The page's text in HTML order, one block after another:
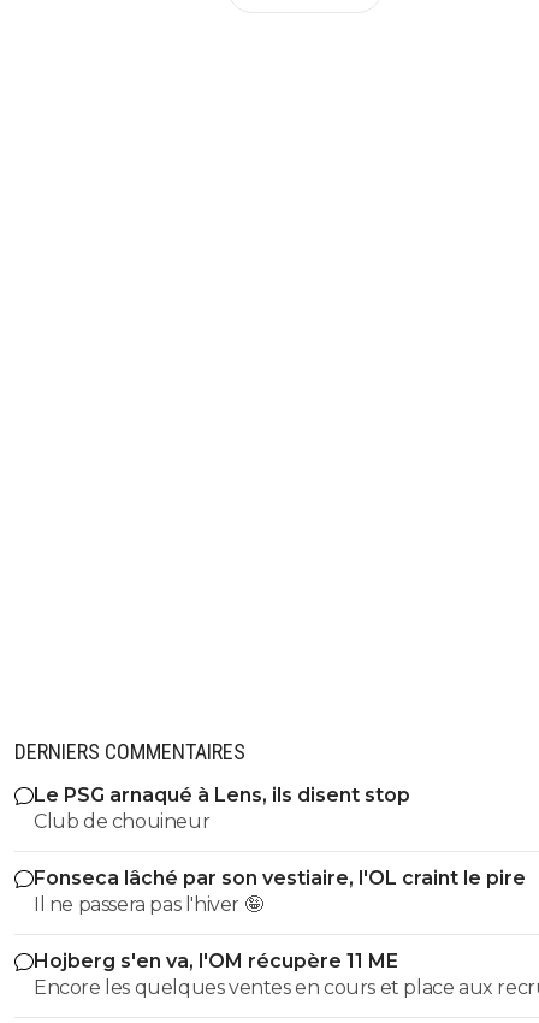
DERNIERS COMMENTAIRES
Le PSG arnaqué à Lens, ils disent stop
Club de chouineur
Fonseca lâché par son vestiaire, l'OL craint le pire
Il ne passera pas l'hiver 🤪
Hojberg s'en va, l'OM récupère 11 ME
Encore les quelques ventes en cours et place aux
maintenant 👊⚽